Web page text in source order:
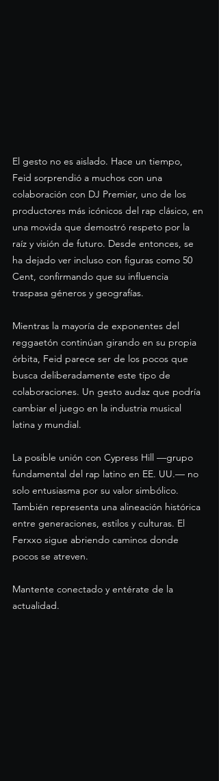
El gesto no es aislado. Hace un tiempo,
Feid sorprendió a muchos con una
colaboración con DJ Premier, uno de los
productores más icónicos del rap clásico, en
una movida que demostró respeto por la
raíz y visión de futuro. Desde entonces, se
ha dejado ver incluso con figuras como 50
Cent, confirmando que su influencia
traspasa géneros y geografías.
Mientras la mayoría de exponentes del
reggaetón continúan girando en su propia
órbita, Feid parece ser de los pocos que
busca deliberadamente este tipo de
colaboraciones. Un gesto audaz que podría
cambiar el juego en la industria musical
latina y mundial.
La posible unión con Cypress Hill —grupo
fundamental del rap latino en EE. UU.— no
solo entusiasma por su valor simbólico.
También representa una alineación histórica
entre generaciones, estilos y culturas. El
Ferxxo sigue abriendo caminos donde
pocos se atreven.
Mantente conectado y entérate de la
actualidad.